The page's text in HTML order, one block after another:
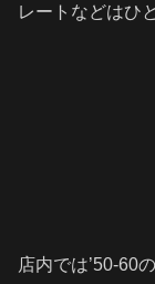
レートなどはひ
店内では’50-60